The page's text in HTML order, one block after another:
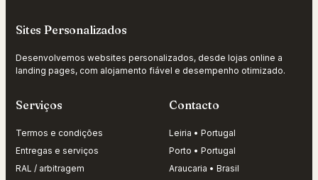
Sites Personalizados
Desenvolvemos websites personalizados, desde lojas online a
landing pages, com alojamento fiável e desempenho otimizado.
Serviços
Termos e condições
Entregas e serviços
RAL / arbitragem
Contacto
Leiria • Portugal
Porto • Portugal
Araucaria • Brasil